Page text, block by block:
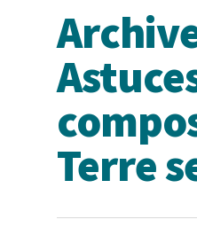
Terre